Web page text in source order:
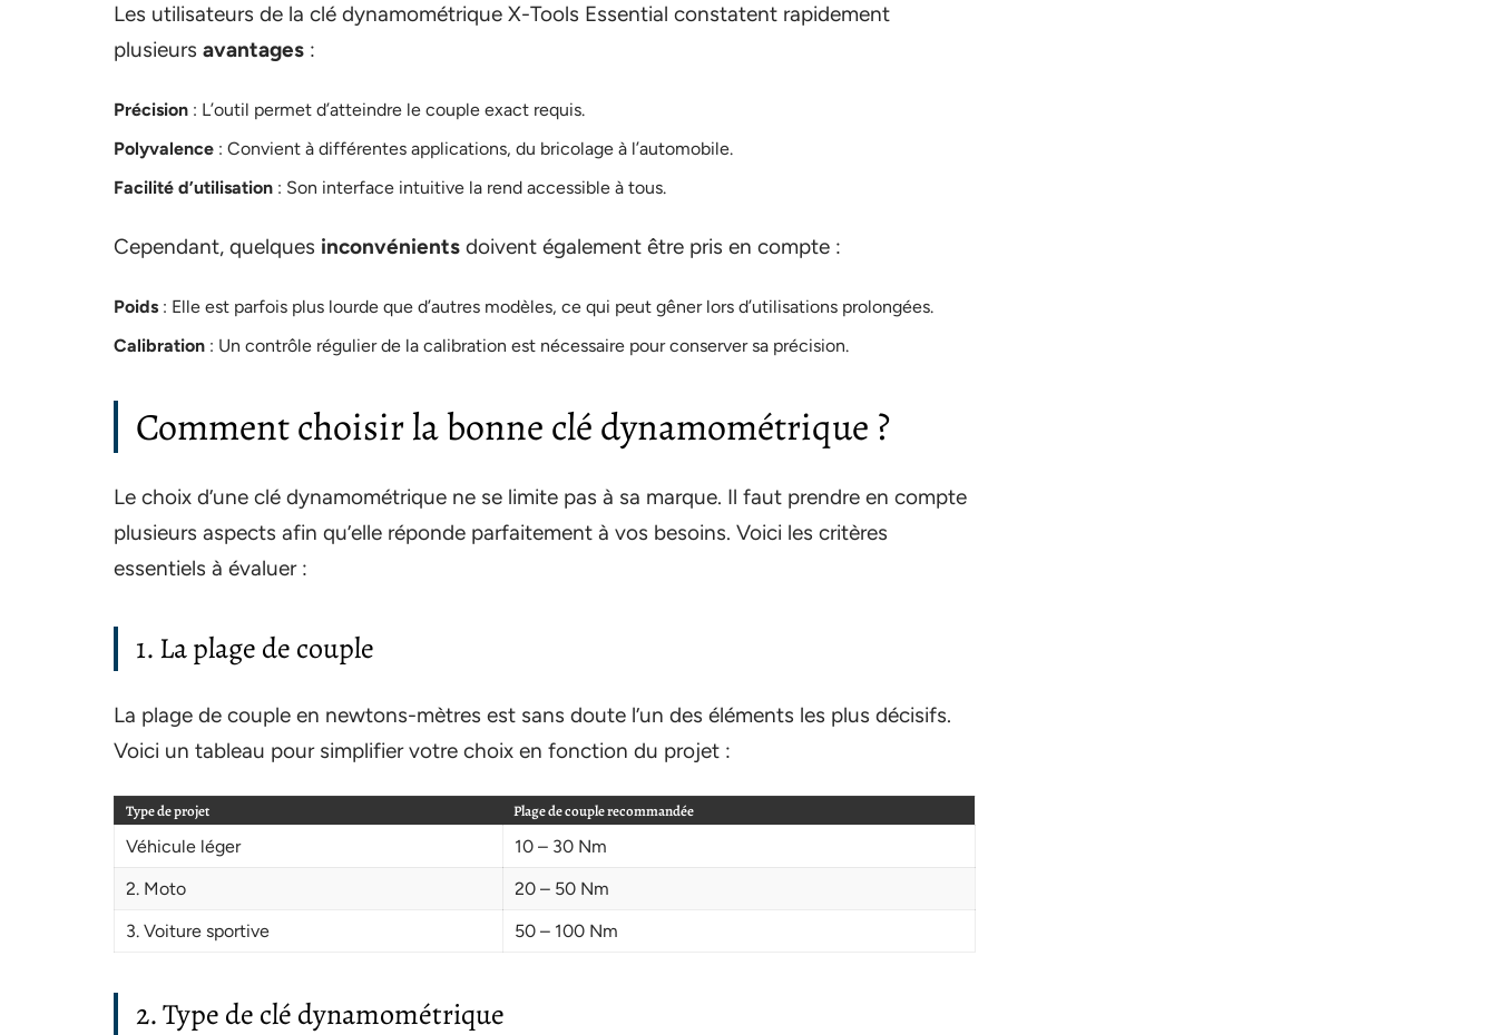
Les utilisateurs de la clé dynamométrique X-Tools Essential constatent rapidement
plusieurs avantages :
Précision : L’outil permet d’atteindre le couple exact requis.
Polyvalence : Convient à différentes applications, du bricolage à l’automobile.
Facilité d’utilisation : Son interface intuitive la rend accessible à tous.
Cependant, quelques inconvénients doivent également être pris en compte :
Poids : Elle est parfois plus lourde que d’autres modèles, ce qui peut gêner lors d’utilisations prolongées.
Calibration : Un contrôle régulier de la calibration est nécessaire pour conserver sa précision.
Comment choisir la bonne clé dynamométrique ?
Le choix d’une clé dynamométrique ne se limite pas à sa marque. Il faut prendre en compte
plusieurs aspects afin qu’elle réponde parfaitement à vos besoins. Voici les critères
essentiels à évaluer :
1. La plage de couple
La plage de couple en newtons-mètres est sans doute l’un des éléments les plus décisifs.
Voici un tableau pour simplifier votre choix en fonction du projet :
Type de projet Plage de couple recommandée
Véhicule léger
10 – 30 Nm
2. Moto
20 – 50 Nm
3. Voiture sportive
50 – 100 Nm
2. Type de clé dynamométrique